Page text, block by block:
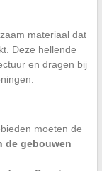
materiaal dat
Deze hellende
en dragen bij
moeten de
de gebouwen